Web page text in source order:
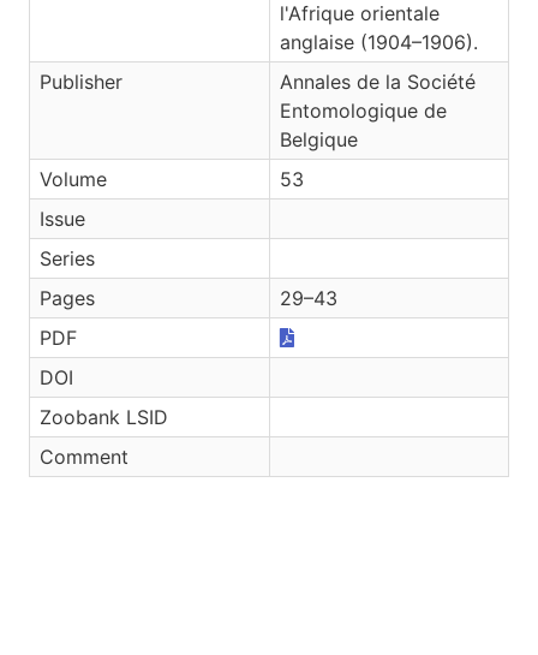
l'Afrique orientale
anglaise (1904–1906).
Publisher
Annales de la Société
Entomologique de
Belgique
Volume
53
Issue
Series
Pages
29–43
PDF
DOI
Zoobank LSID
Comment